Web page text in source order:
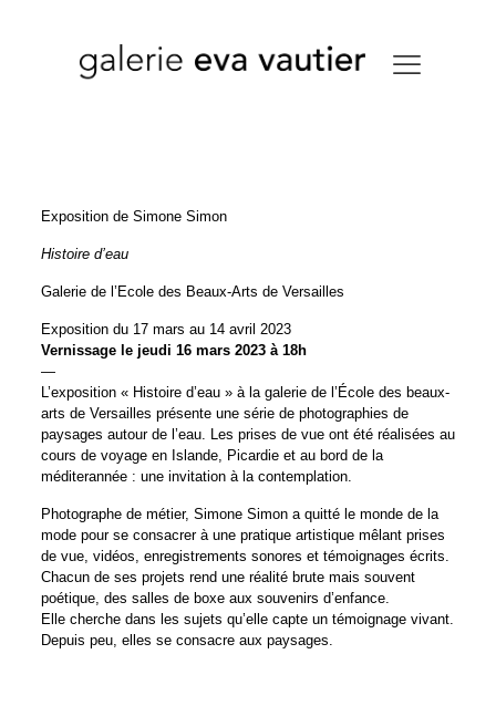
Exposition de Simone Simon
Histoire d’eau
Galerie de l’Ecole des Beaux-Arts de Versailles
Exposition du 17 mars au 14 avril 2023
Vernissage le jeudi 16 mars 2023 à 18h
—
L’exposition « Histoire d’eau » à la galerie de l’École des beaux-
arts de Versailles présente une série de photographies de
paysages autour de l’eau. Les prises de vue ont été réalisées au
cours de voyage en Islande, Picardie et au bord de la
méditerannée : une invitation à la contemplation.
Photographe de métier, Simone Simon a quitté le monde de la
mode pour se consacrer à une pratique artistique mêlant prises
de vue, vidéos, enregistrements sonores et témoignages écrits.
Chacun de ses projets rend une réalité brute mais souvent
poétique, des salles de boxe aux souvenirs d’enfance.
Elle cherche dans les sujets qu’elle capte un témoignage vivant.
Depuis peu, elles se consacre aux paysages.